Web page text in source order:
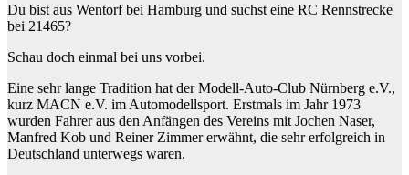
Du bist aus Wentorf bei Hamburg und suchst eine RC Rennstrecke
bei 21465?
Schau doch einmal bei uns vorbei.
Eine sehr lange Tradition hat der Modell-Auto-Club Nürnberg e.V.,
kurz MACN e.V. im Automodellsport. Erstmals im Jahr 1973
wurden Fahrer aus den Anfängen des Vereins mit Jochen Naser,
Manfred Kob und Reiner Zimmer erwähnt, die sehr erfolgreich in
Deutschland unterwegs waren.